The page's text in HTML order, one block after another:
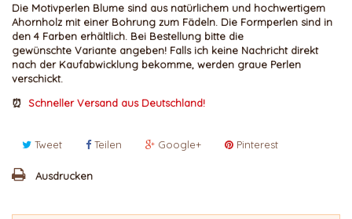
Die Motivperlen Blume sind aus natürlichem und hochwertigem
Ahornholz mit einer Bohrung zum Fädeln. Die Formperlen sind in
den 4 Farben erhältlich. Bei Bestellung bitte die
gewünschte Variante angeben! Falls ich keine Nachricht direkt
nach der Kaufabwicklung bekomme, werden graue Perlen
verschickt.
⏰ Schneller Versand aus Deutschland!
Tweet Teilen Google+ Pinterest
Ausdrucken